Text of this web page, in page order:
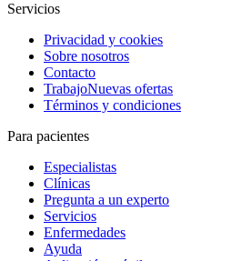
Servicios
Privacidad y cookies
Sobre nosotros
Contacto
TrabajoNuevas ofertas
Términos y condiciones
Para pacientes
Especialistas
Clínicas
Pregunta a un experto
Servicios
Enfermedades
Ayuda